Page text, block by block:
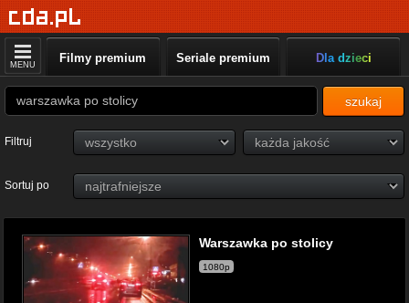
MENU Filmy premium Seriale premium Dla dzieci
szukaj
Filtruj
Sortuj po
Warszawka po stolicy
1080p